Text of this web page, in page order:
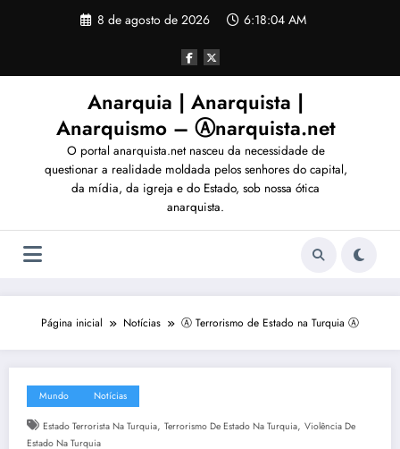
8 de agosto de 2026 6:18:05 AM
Anarquia | Anarquista |
Anarquismo – Ⓐnarquista.net
O portal anarquista.net nasceu da necessidade de
questionar a realidade moldada pelos senhores do capital,
da mídia, da igreja e do Estado, sob nossa ótica
anarquista.
Página inicial Notícias Ⓐ Terrorismo de Estado na Turquia Ⓐ
Mundo Notícias
Estado Terrorista Na Turquia, Terrorismo De Estado Na Turquia, Violência De
Estado Na Turquia